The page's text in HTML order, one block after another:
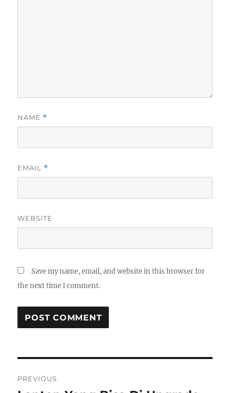
NAME *
EMAIL *
WEBSITE
Save my name, email, and website in this browser for
the next time I comment.
PREVIOUS